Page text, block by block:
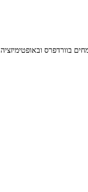
בוורדפרס ובאופטימיזציה